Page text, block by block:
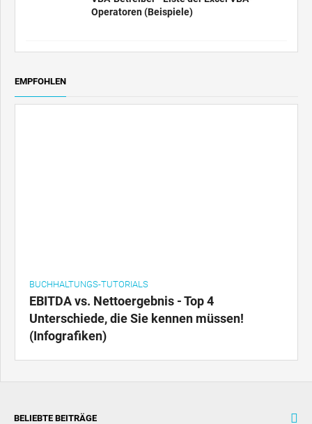
Operatoren (Beispiele)
EMPFOHLEN
BUCHHALTUNGS-TUTORIALS
EBITDA vs. Nettoergebnis - Top 4
Unterschiede, die Sie kennen müssen!
(Infografiken)
BELIEBTE BEITRÄGE